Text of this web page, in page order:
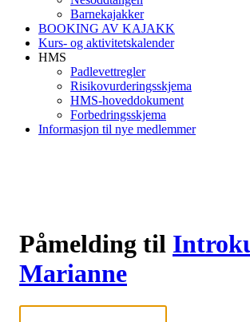
Barnekajakker
BOOKING AV KAJAKK
Kurs- og aktivitetskalender
HMS
Padlevettregler
Risikovurderingsskjema
HMS-hoveddokument
Forbedringsskjema
Informasjon til nye medlemmer
Påmelding til
Marianne